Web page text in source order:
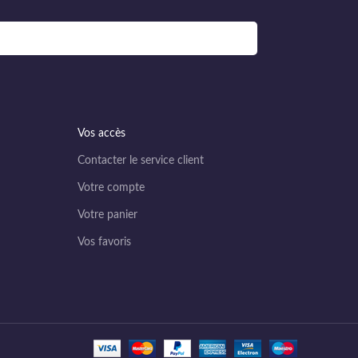
Vos accès
Contacter le service client
Votre compte
Votre panier
Vos favoris